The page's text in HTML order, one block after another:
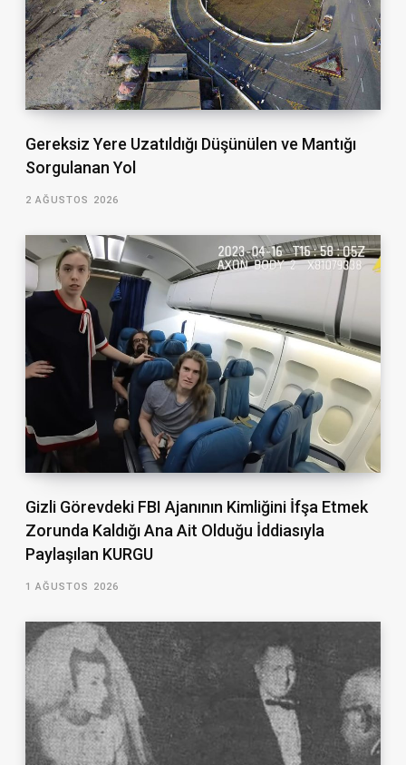
Gereksiz Yere Uzatıldığı Düşünülen ve Mantığı
Sorgulanan Yol
2 AĞUSTOS 2026
Gizli Görevdeki FBI Ajanının Kimliğini İfşa Etmek
Zorunda Kaldığı Ana Ait Olduğu İddiasıyla
Paylaşılan KURGU
1 AĞUSTOS 2026